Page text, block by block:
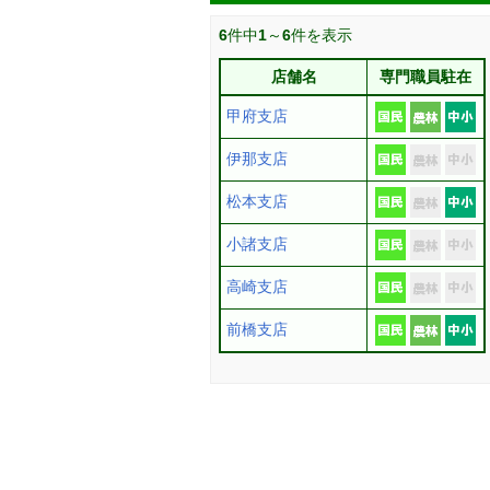
6件中1～6件を表示
店舗名 専門職員駐在
甲府支店
伊那支店
松本支店
小諸支店
高崎支店
前橋支店